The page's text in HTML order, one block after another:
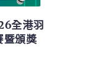
全港羽
暨頒獎